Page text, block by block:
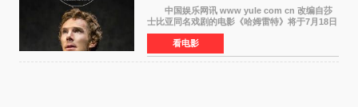
中国娱乐网讯 www yule com cn 改编自莎
士比亚同名戏剧的电影《哈姆雷特》将于7月18日
在中国内地上映。这部跨越四百年的文学经典被
搬上大银幕，为观众带来一场视觉与听觉的双重
盛宴。 《
看电影